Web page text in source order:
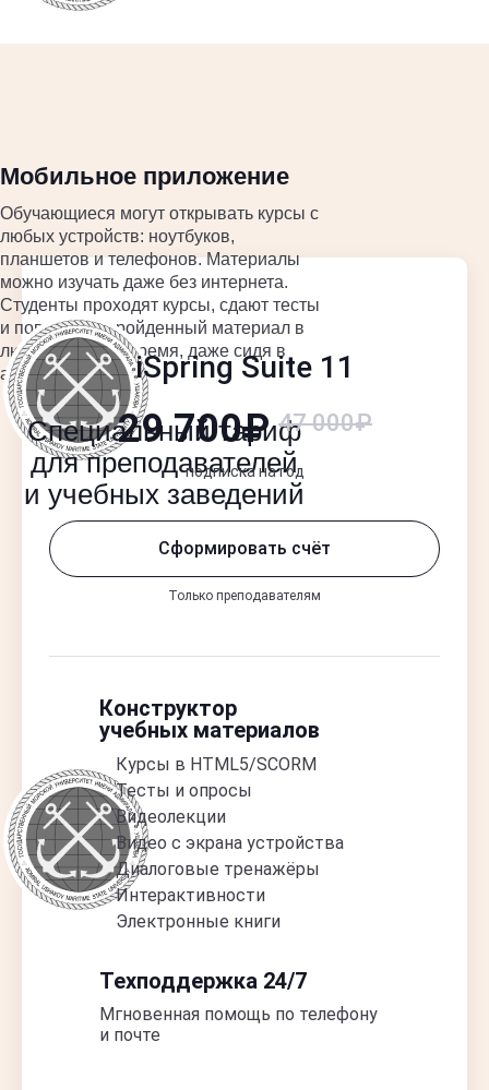
Мобильное приложение
Обучающиеся могут открывать курсы с
любых устройств: ноутбуков,
планшетов и телефонов. Материалы
можно изучать даже без интернета.
Студенты проходят курсы, сдают тесты
и повторяют пройденный материал в
любое удобное время, даже сидя в
аудитории.
Специальный тариф
для преподавателей
и учебных заведений
iSpring Suite 11
29 700₽ 47 000₽
подписка на год
Сформировать счёт
Только преподавателям
Конструктор
учебных материалов
Курсы в HTML5/SCORM
Тесты и опросы
Видеолекции
Видео с экрана устройства
Диалоговые тренажёры
Интерактивности
Электронные книги
Техподдержка 24/7
Мгновенная помощь по телефону
и почте